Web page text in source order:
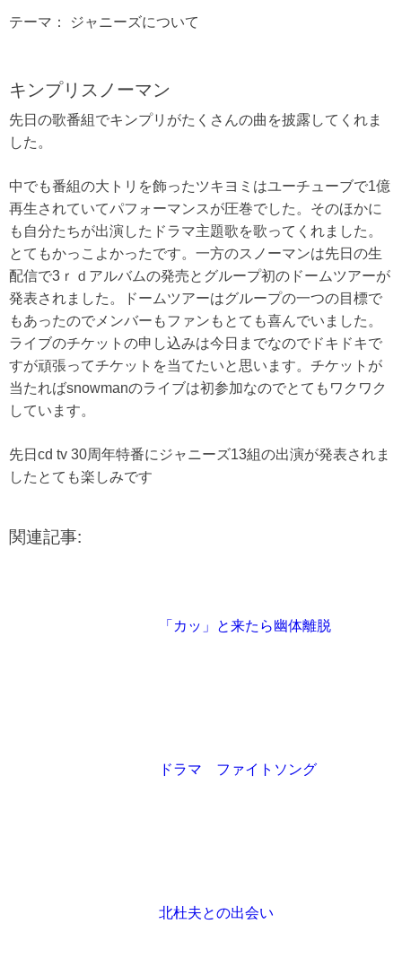
テーマ： ジャニーズについて
キンプリスノーマン
先日の歌番組でキンプリがたくさんの曲を披露してくれま
した。
中でも番組の大トリを飾ったツキヨミはユーチューブで1億
再生されていてパフォーマンスが圧巻でした。そのほかに
も自分たちが出演したドラマ主題歌を歌ってくれました。
とてもかっこよかったです。一方のスノーマンは先日の生
配信で3ｒｄアルバムの発売とグループ初のドームツアーが
発表されました。ドームツアーはグループの一つの目標で
もあったのでメンバーもファンもとても喜んでいました。
ライブのチケットの申し込みは今日までなのでドキドキで
すが頑張ってチケットを当てたいと思います。チケットが
当たればsnowmanのライブは初参加なのでとてもワクワク
しています。
先日cd tv 30周年特番にジャニーズ13組の出演が発表されま
したとても楽しみです
関連記事:
「カッ」と来たら幽体離脱
ドラマ ファイトソング
北杜夫との出会い